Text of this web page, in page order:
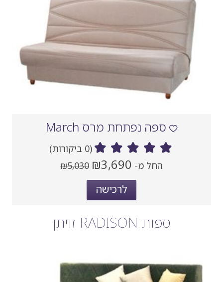
ספה נפתחת מרס March
(0 ביקורות)
החל מ- מחיר
אחרי
הנחה
₪3,690 מחיר
₪5,030
לרכישה
ספות RADISON זויתן